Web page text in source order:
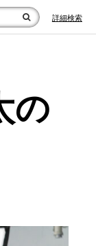
詳細検索
の